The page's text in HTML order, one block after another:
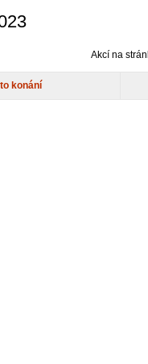
Akcí na
konání
hrami v
a univerzity. Mimo jiné